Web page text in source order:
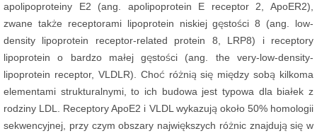
apolipoproteiny E2 (ang. apolipoprotein E receptor 2, ApoER2),
zwane także receptorami lipoprotein niskiej gęstości 8 (ang. low-
density lipoprotein receptor-related protein 8, LRP8) i receptory
lipoprotein o bardzo małej gęstości (ang. the very-low-density-
lipoprotein receptor, VLDLR). Choć różnią się między sobą kilkoma
elementami strukturalnymi, to ich budowa jest typowa dla białek z
rodziny LDL. Receptory ApoE2 i VLDL wykazują około 50% homologii
sekwencyjnej, przy czym obszary największych różnic znajdują się w